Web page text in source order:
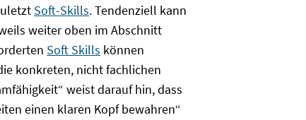
Soft-Skills. Tendenziell kann
weiter oben im Abschnitt
Soft Skills können
konkreten, nicht fachlichen
weist darauf hin, dass
einen klaren Kopf bewahren“